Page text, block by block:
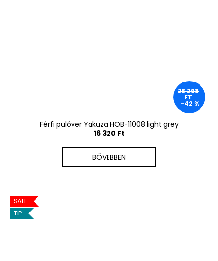
28 298
FT
–42 %
Férfi pulóver Yakuza HOB-11008 light grey
16 320 Ft
BŐVEBBEN
SALE
TIP